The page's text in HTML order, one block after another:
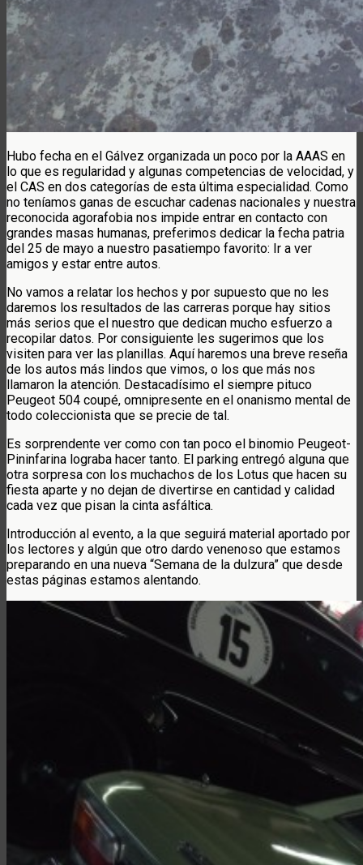
Hubo fecha en el Gálvez organizada un poco por la AAAS en
lo que es regularidad y algunas competencias de velocidad, y
el CAS en dos categorías de esta última especialidad. Como
no teníamos ganas de escuchar cadenas nacionales y nuestra
reconocida agorafobia nos impide entrar en contacto con
grandes masas humanas, preferimos dedicar la fecha patria
del 25 de mayo a nuestro pasatiempo favorito: Ir a ver
amigos y estar entre autos.
No vamos a relatar los hechos y por supuesto que no les
daremos los resultados de las carreras porque hay sitios
más serios que el nuestro que dedican mucho esfuerzo a
recopilar datos. Por consiguiente les sugerimos que los
visiten para ver las planillas. Aquí haremos una breve reseña
de los autos más lindos que vimos, o los que más nos
llamaron la atención. Destacadísimo el siempre pituco
Peugeot 504 coupé, omnipresente en el onanismo mental de
todo coleccionista que se precie de tal.
Es sorprendente ver como con tan poco el binomio Peugeot-
Pininfarina lograba hacer tanto. El parking entregó alguna que
otra sorpresa con los muchachos de los Lotus que hacen su
fiesta aparte y no dejan de divertirse en cantidad y calidad
cada vez que pisan la cinta asfáltica.
Introducción al evento, a la que seguirá material aportado por
los lectores y algún que otro dardo venenoso que estamos
preparando en una nueva “Semana de la dulzura” que desde
estas páginas estamos alentando.